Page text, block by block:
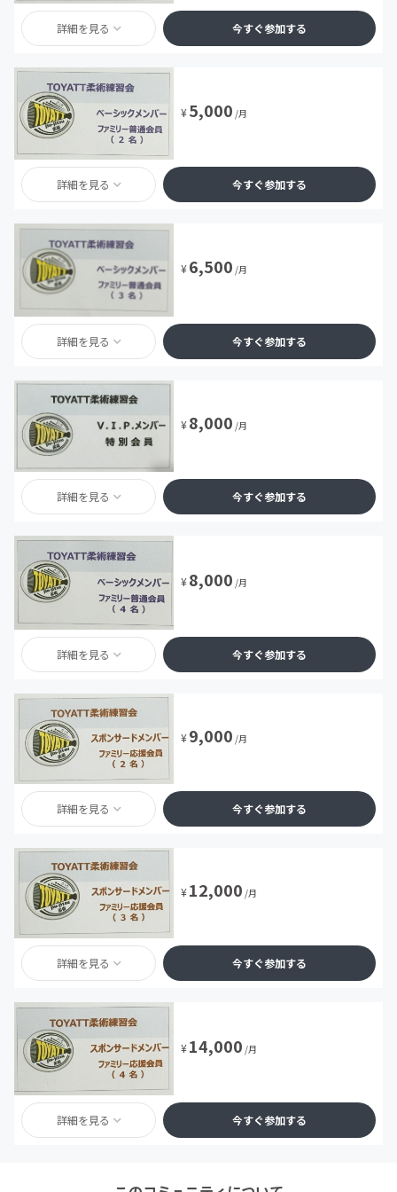
詳細を見る 今すぐ参加する
¥5,000 /月
詳細を見る 今すぐ参加する
¥6,500 /月
詳細を見る 今すぐ参加する
¥8,000 /月
詳細を見る 今すぐ参加する
¥8,000 /月
詳細を見る 今すぐ参加する
¥9,000 /月
詳細を見る 今すぐ参加する
¥12,000 /月
詳細を見る 今すぐ参加する
¥14,000 /月
詳細を見る 今すぐ参加する